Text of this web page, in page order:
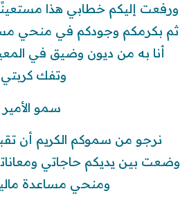
ورفعت إليكم خطابي هذا
ثم بكرمكم وجودكم في منحي
أنا به من ديون وضيق في
وتفك
سمو الأمير
نرجو من سموكم الكريم أن
وضعت بين يديكم حاجاتي
ومنحي مساعدة